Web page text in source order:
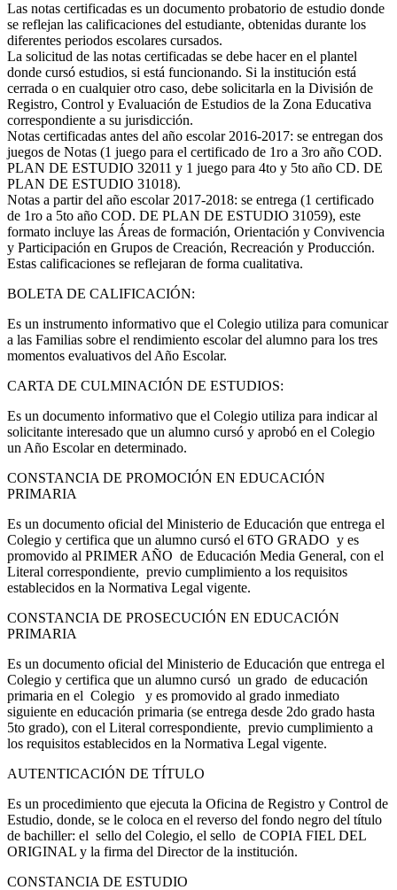
Las notas certificadas es un documento probatorio de estudio donde
se reflejan las calificaciones del estudiante, obtenidas durante los
diferentes periodos escolares cursados.
La solicitud de las notas certificadas se debe hacer en el plantel
donde cursó estudios, si está funcionando. Si la institución está
cerrada o en cualquier otro caso, debe solicitarla en la División de
Registro, Control y Evaluación de Estudios de la Zona Educativa
correspondiente a su jurisdicción.
Notas certificadas antes del año escolar 2016-2017: se entregan dos
juegos de Notas (1 juego para el certificado de 1ro a 3ro año COD.
PLAN DE ESTUDIO 32011 y 1 juego para 4to y 5to año CD. DE
PLAN DE ESTUDIO 31018).
Notas a partir del año escolar 2017-2018: se entrega (1 certificado
de 1ro a 5to año COD. DE PLAN DE ESTUDIO 31059), este
formato incluye las Áreas de formación, Orientación y Convivencia
y Participación en Grupos de Creación, Recreación y Producción.
Estas calificaciones se reflejaran de forma cualitativa.
BOLETA DE CALIFICACIÓN:
Es un instrumento informativo que el Colegio utiliza para comunicar
a las Familias sobre el rendimiento escolar del alumno para los tres
momentos evaluativos del Año Escolar.
CARTA DE CULMINACIÓN DE ESTUDIOS:
Es un documento informativo que el Colegio utiliza para indicar al
solicitante interesado que un alumno cursó y aprobó en el Colegio
un Año Escolar en determinado.
CONSTANCIA DE PROMOCIÓN EN EDUCACIÓN
PRIMARIA
Es un documento oficial del Ministerio de Educación que entrega el
Colegio y certifica que un alumno cursó el 6TO GRADO y es
promovido al PRIMER AÑO de Educación Media General, con el
Literal correspondiente, previo cumplimiento a los requisitos
establecidos en la Normativa Legal vigente.
CONSTANCIA DE PROSECUCIÓN EN EDUCACIÓN
PRIMARIA
Es un documento oficial del Ministerio de Educación que entrega el
Colegio y certifica que un alumno cursó un grado de educación
primaria en el Colegio y es promovido al grado inmediato
siguiente en educación primaria (se entrega desde 2do grado hasta
5to grado), con el Literal correspondiente, previo cumplimiento a
los requisitos establecidos en la Normativa Legal vigente.
AUTENTICACIÓN DE TÍTULO
Es un procedimiento que ejecuta la Oficina de Registro y Control de
Estudio, donde, se le coloca en el reverso del fondo negro del título
de bachiller: el sello del Colegio, el sello de COPIA FIEL DEL
ORIGINAL y la firma del Director de la institución.
CONSTANCIA DE ESTUDIO